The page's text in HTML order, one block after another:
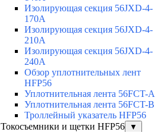
Изолирующая секция 56JXD-4-
170A
Изолирующая секция 56JXD-4-
210A
Изолирующая секция 56JXD-4-
240A
Обзор уплотнительных лент
HFP56
Уплотнительная лента 56FCT-A
Уплотнительная лента 56FCT-B
Троллейный указатель HFP56
Токосъемники и щетки HFP56
▼